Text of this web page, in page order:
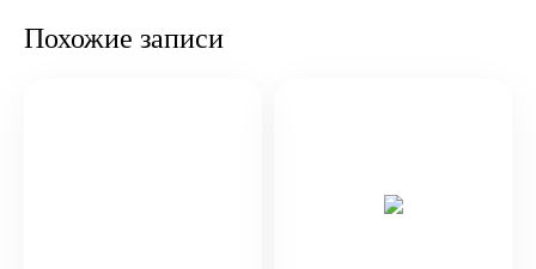
Похожие записи